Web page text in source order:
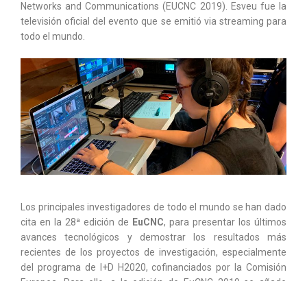
Networks and Communications (EUCNC 2019). Esveu fue la
televisión oficial del evento que se emitió via streaming para
todo el mundo.
Los principales investigadores de todo el mundo se han dado
cita en la 28ª edición de EuCNC, para presentar los últimos
avances tecnológicos y demostrar los resultados más
recientes de los proyectos de investigación, especialmente
del programa de I+D H2020, cofinanciados por la Comisión